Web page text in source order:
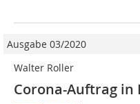
Ausgabe 03/2020
Walter Roller
Corona-Auftrag